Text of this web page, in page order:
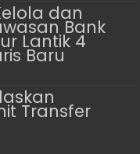
dan
Bank
Lantik 4
Baru
Transfer